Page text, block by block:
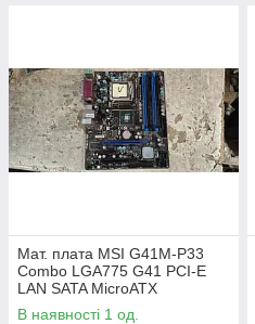
Мат. плата MSI G41M-P33
Combo LGA775 G41 PCI-E
LAN SATA MicroATX
2DDR2+2DDR3 № 242203113
В наявності 1 од.